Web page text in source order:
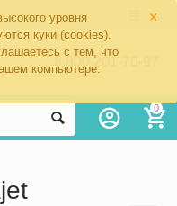
×
уровня
куки (cookies).
с тем, что
компьютере:
8 800 201-70-97
0